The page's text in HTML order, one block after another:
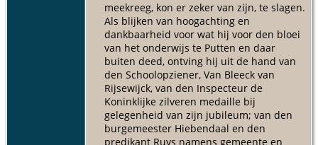
meekreeg, kon er zeker van zijn, te slagen.
Als blijken van hoogachting en
dankbaarheid voor wat hij voor den bloei
van het onderwijs te Putten en daar
buiten deed, ontving hij uit de hand van
den Schoolopziener, Van Bleeck van
Rijsewijck, van den Inspecteur de
Koninklijke zilveren medaille bij
gelegenheid van zijn jubileum; van den
burgemeester Hiebendaal en den
predikant Ruys namens gemeente en